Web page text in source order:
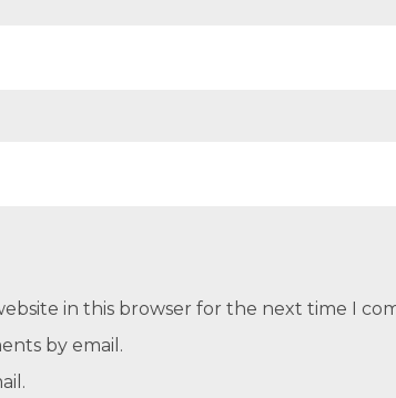
in this browser for the next time I
by email.